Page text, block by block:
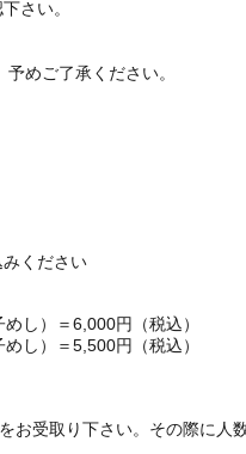
さい。
めご了承ください。
ください
し）＝6,000円（税込）
し）＝5,500円（税込）
受取り下さい。その際に人